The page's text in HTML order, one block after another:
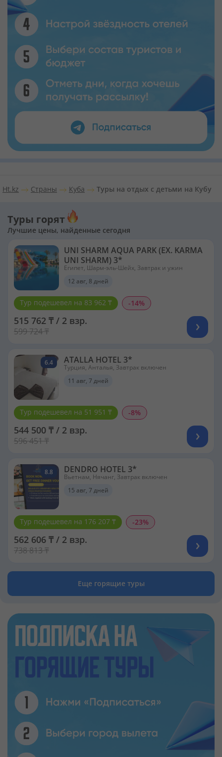
Ht.kz Страны Куба Туры на отдых с детьми на Кубу
Туры горят
Лучшие цены, найденные сегодня
UNI SHARM AQUA PARK (EX. KARMA
UNI SHARM) 3*
Египет, Шарм-эль-Шейх, Завтрак и ужин
12 авг, 8 дней
Тур подешевел на 83 962 ₸ -14%
515 762 ₸ / 2 взр.
599 724 ₸
6.4 ATALLA HOTEL 3*
Турция, Анталья, Завтрак включен
11 авг, 7 дней
Тур подешевел на 51 951 ₸ -8%
544 500 ₸ / 2 взр.
596 451 ₸
8.8 DENDRO HOTEL 3*
Вьетнам, Нячанг, Завтрак включен
15 авг, 7 дней
Тур подешевел на 176 207 ₸ -23%
562 606 ₸ / 2 взр.
738 813 ₸
Еще горящие туры